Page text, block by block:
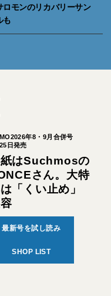
ロモンのリカバリーサン
も
年8・9月合併号
日発売
はSuchmosの
さん。大特
「くい止め」
最新号を試し読み
SHOP LIST